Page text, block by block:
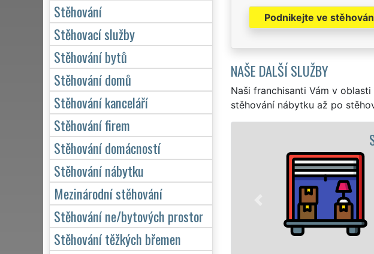
Podnikejte ve
NAŠE DALŠÍ SLUŽBY
Naši franchisanti Vám v
stěhování nábytku až po
STĚHOVÁNÍ PRAHA 6 - STĚHOVACÍ
Naše franchisová síť EXTRA
stěhovací servis na Praze 6 (šest).
služby stěhování NON-STOP 24 hodin
domácnosti, tak pro obchodní
kvalitně odvedené práce.
Stěhování
Stěhovací služby
Stěhování bytů
Stěhování domů
Stěhování kanceláří
Stěhování firem
Stěhování domácností
Stěhování nábytku
Mezinárodní stěhování
Stěhování ne/bytových prostor
Stěhování těžkých břemen